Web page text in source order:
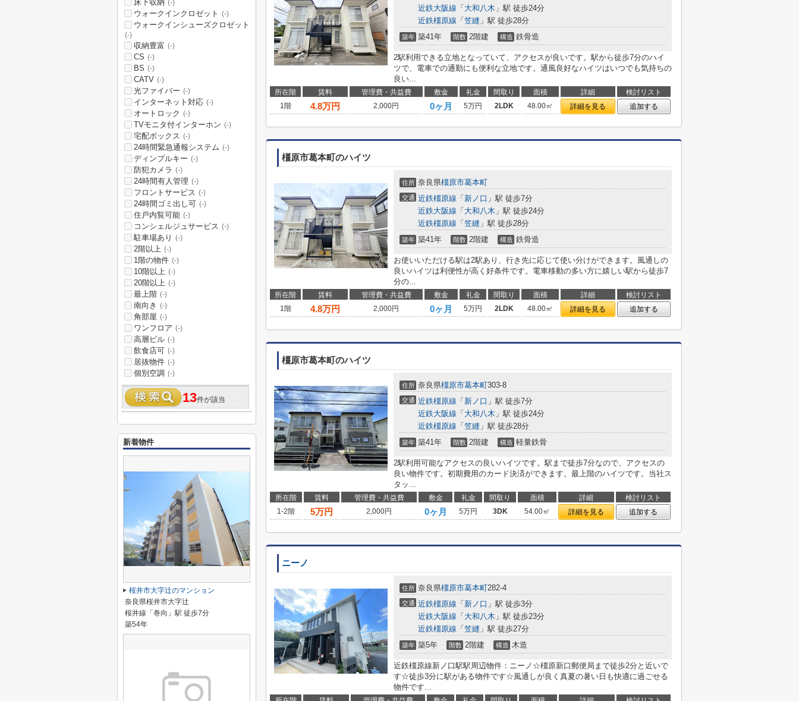
近鉄大阪線 「 大和八木 」駅 徒歩24分
近鉄橿原線 「 笠縫 」駅 徒歩28分
築年 築41年 階数 2階建 構造 鉄骨造
2駅利用できる立地となっていて、アクセスが良いです。駅から徒歩7分のハイ
ツで、電車での通勤にも便利な立地です。通風良好なハイツはいつでも気持ちの
良い...
所在階 賃料 管理費・共益費 敷金 礼金 間取り 面積 詳細
検討リスト
1階
4.8万円 2,000円 0ヶ月 5万円 2LDK 48.00㎡ 詳細を見る 追加する
橿原市葛本町のハイツ
住所 奈良県橿原市葛本町
交通 近鉄橿原線 「 新ノ口 」駅 徒歩7分
近鉄大阪線 「 大和八木 」駅 徒歩24分
近鉄橿原線 「 笠縫 」駅 徒歩28分
築年 築41年 階数 2階建 構造 鉄骨造
お使いいただける駅は2駅あり、行き先に応じて使い分けができます。風通しの
良いハイツは利便性が高く好条件です。電車移動の多い方に嬉しい駅から徒歩7
分の...
所在階 賃料 管理費・共益費 敷金 礼金 間取り 面積 詳細
検討リスト
1階
4.8万円 2,000円 0ヶ月 5万円 2LDK 48.00㎡ 詳細を見る 追加する
橿原市葛本町のハイツ
住所 奈良県橿原市葛本町303-8
交通 近鉄橿原線 「 新ノ口 」駅 徒歩7分
近鉄大阪線 「 大和八木 」駅 徒歩24分
近鉄橿原線 「 笠縫 」駅 徒歩28分
築年 築41年 階数 2階建 構造 軽量鉄骨
2駅利用可能なアクセスの良いハイツです。駅まで徒歩7分なので、アクセスの
良い物件です。初期費用のカード決済ができます。最上階のハイツです。当社ス
タッ...
所在階 賃料 管理費・共益費 敷金 礼金 間取り 面積 詳細
検討リスト
1-2階
5万円 2,000円 0ヶ月 5万円 3DK 54.00㎡ 詳細を見る 追加する
ニーノ
住所 奈良県橿原市葛本町282-4
交通 近鉄橿原線 「 新ノ口 」駅 徒歩3分
近鉄大阪線 「 大和八木 」駅 徒歩23分
近鉄橿原線 「 笠縫 」駅 徒歩27分
築年 築5年 階数 2階建 構造 木造
近鉄橿原線新ノ口駅駅周辺物件：ニーノ☆橿原新口郵便局まで徒歩2分と近いで
す☆徒歩3分に駅がある物件です☆風通しが良く真夏の暑い日も快適に過ごせる
物件です...
床下収納 (-)
ウォークインクロゼット (-)
ウォークインシューズクロゼット
(-)
収納豊富 (-)
CS (-)
BS (-)
CATV (-)
光ファイバー (-)
インターネット対応 (-)
オートロック (-)
TVモニタ付インターホン (-)
宅配ボックス (-)
24時間緊急通報システム (-)
ディンプルキー (-)
防犯カメラ (-)
24時間有人管理 (-)
フロントサービス (-)
24時間ゴミ出し可 (-)
住戸内覧可能 (-)
コンシェルジュサービス (-)
駐車場あり (-)
2階以上 (-)
1階の物件 (-)
10階以上 (-)
20階以上 (-)
最上階 (-)
南向き (-)
角部屋 (-)
ワンフロア (-)
高層ビル (-)
飲食店可 (-)
居抜物件 (-)
個別空調 (-)
13件が該当
新着物件
桜井市大字辻のマンション
奈良県桜井市大字辻
桜井線「巻向」駅 徒歩7分
築54年